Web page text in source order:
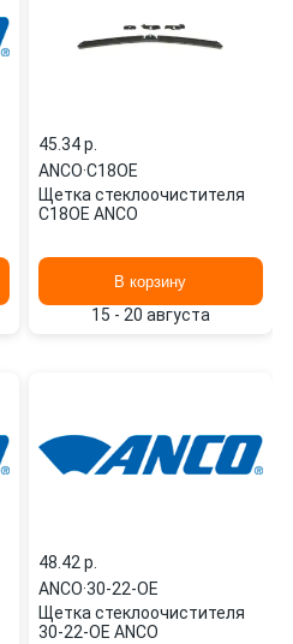
45.34 p.
ANCO·C18OE
Щетка стеклоочистителя
C18OE ANCO
В корзину
15 - 20 августа
48.42 p.
ANCO·30-22-OE
Щетка стеклоочистителя
30-22-OE ANCO